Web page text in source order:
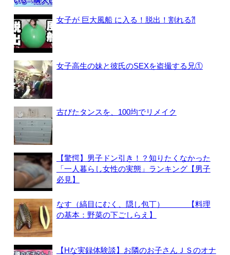
女子が 巨大風船 に入る！脱出！割れる⁈
女子高生の妹と彼氏のSEXを盗撮する兄①
古びたタンスを、100均でリメイク
【驚愕】男子ドン引き！？知りたくなかった
「一人暮らし女性の実態」ランキング【男子
必見】
なす（縞目にむく、隠し包丁） 【料理
の基本：野菜の下ごしらえ】
【Hな実録体験談】お隣のお子さんＪＳのオナ